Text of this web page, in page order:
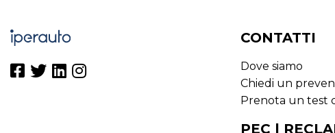
CONTATTI
Dove siamo
Chiedi un
Prenota un test
PEC |